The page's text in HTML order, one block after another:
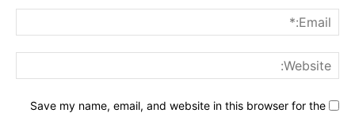
Save my name, email, and website in this browser for the